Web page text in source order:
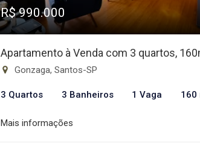
R$ 990.000
Apartamento à Venda com 3 quartos,
Gonzaga, Santos-SP
3 Quartos 3 Banheiros 1 Vaga 160
Mais informações